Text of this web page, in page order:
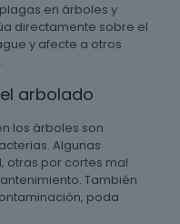
en árboles y
directamente sobre el
y afecte a otros
arbolado
los árboles son
Algunas
otras por cortes mal
También
poda